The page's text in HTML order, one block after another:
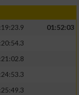
01:52:03